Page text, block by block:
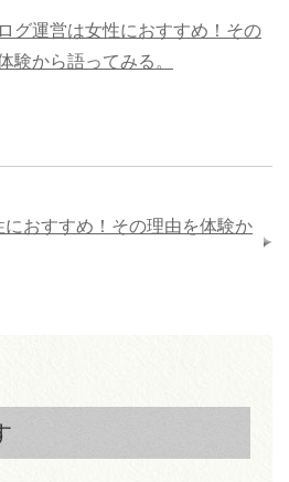
グ運営は女性におすすめ！その
験から語ってみる。
おすすめ！その理由を体験か